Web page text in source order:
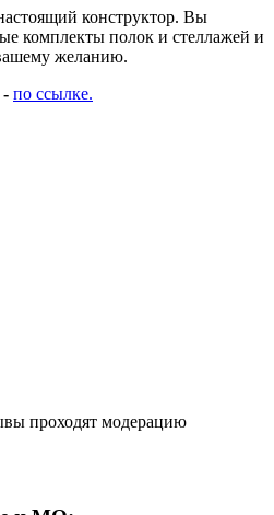
конструктор. Вы
комплекты полок и стеллажей и
желанию.
- по ссылке.
проходят модерацию